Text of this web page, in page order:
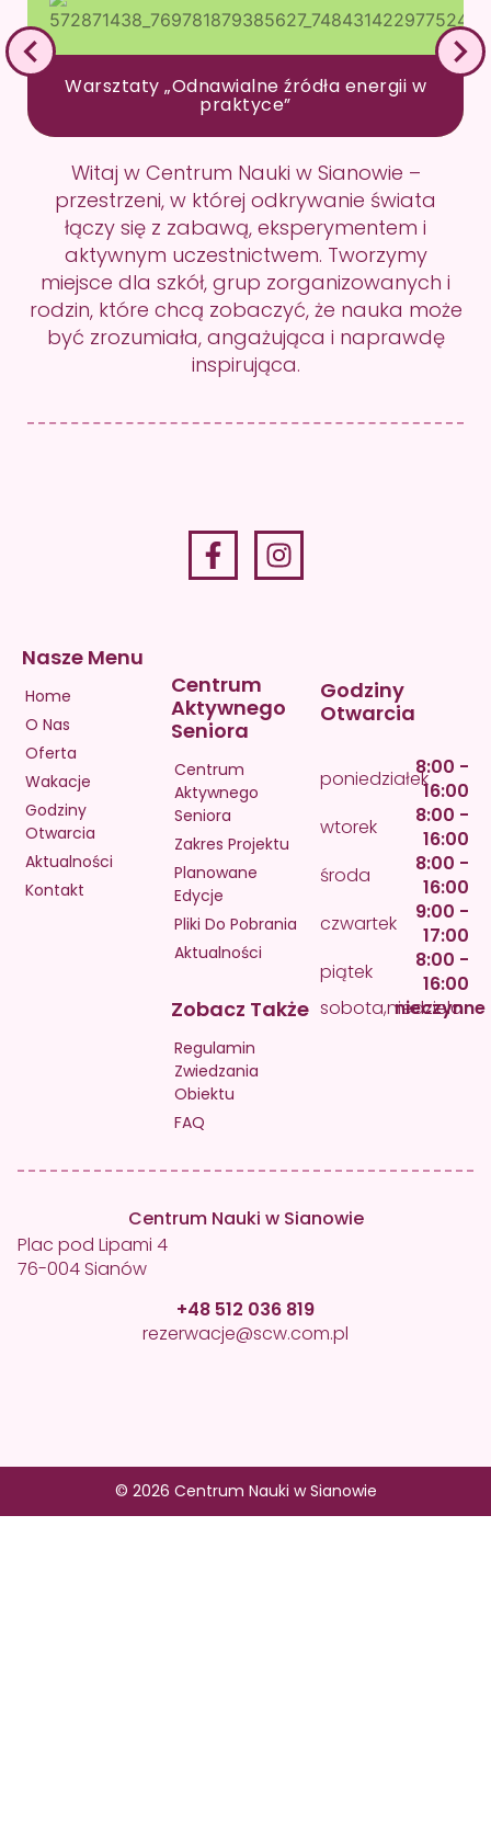
Warsztaty „Odnawialne źródła energii w
praktyce”
Witaj w Centrum Nauki w Sianowie –
przestrzeni, w której odkrywanie świata
łączy się z zabawą, eksperymentem i
aktywnym uczestnictwem. Tworzymy
miejsce dla szkół, grup zorganizowanych i
rodzin, które chcą zobaczyć, że nauka może
być zrozumiała, angażująca i naprawdę
inspirująca.
Nasze Menu
Home
O Nas
Oferta
Wakacje
Godziny
Otwarcia
Aktualności
Kontakt
Centrum
Aktywnego
Seniora
Centrum
Aktywnego
Seniora
Zakres Projektu
Planowane
Edycje
Pliki Do Pobrania
Aktualności
Zobacz Także
Regulamin
Zwiedzania
Obiektu
FAQ
Godziny
Otwarcia
poniedziałek8:00 -
16:00
wtorek
8:00 -
16:00
środa
8:00 -
16:00
czwartek
9:00 -
17:00
piątek
8:00 -
16:00
sobota,niedziela
nieczynne
Centrum Nauki w Sianowie
Plac pod Lipami 4
76-004 Sianów
+48 512 036 819
rezerwacje@scw.com.pl
© 2026 Centrum Nauki w Sianowie